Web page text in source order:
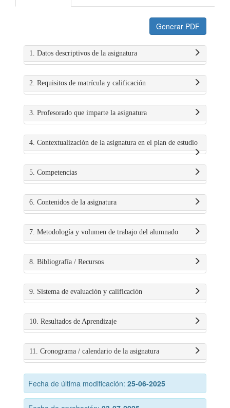
Generar PDF
1. Datos descriptivos de la asignatura
2. Requisitos de matrícula y calificación
3. Profesorado que imparte la asignatura
4. Contextualización de la asignatura en el plan de estudio
5. Competencias
6. Contenidos de la asignatura
7. Metodología y volumen de trabajo del alumnado
8. Bibliografía / Recursos
9. Sistema de evaluación y calificación
10. Resultados de Aprendizaje
11. Cronograma / calendario de la asignatura
Fecha de última modificación: 25-06-2025